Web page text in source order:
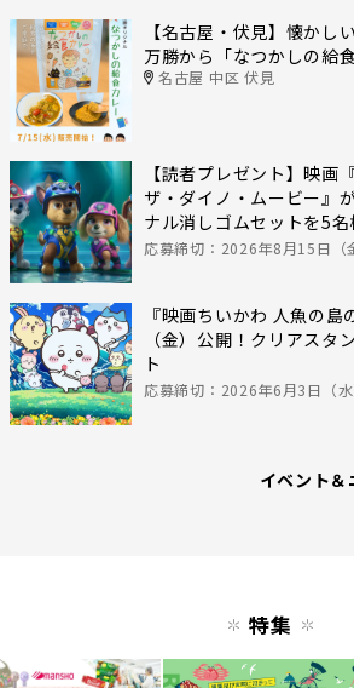
【名古屋・伏見】懐かし
万勝から「なつかしの給
名古屋 中区 伏見
【読者プレゼント】映画
ザ・ダイノ・ムービー』
ナル消しゴムセットを5
応募締切：2026年8月15日（
『映画ちいかわ 人魚の
（金）公開！クリアスタ
ト
応募締切：2026年6月3日（
イベント＆
特集